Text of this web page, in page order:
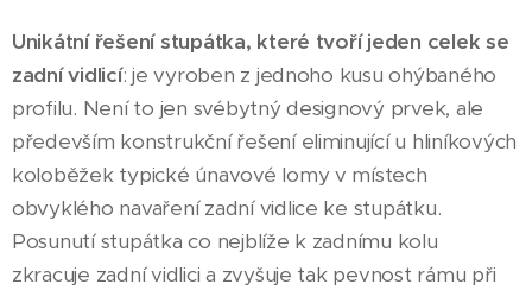
Unikátní řešení stupátka, které tvoří jeden celek se
zadní vidlicí: je vyroben z jednoho kusu ohýbaného
profilu. Není to jen svébytný designový prvek, ale
především konstrukční řešení eliminující u hliníkových
koloběžek typické únavové lomy v místech
obvyklého navaření zadní vidlice ke stupátku.
Posunutí stupátka co nejblíže k zadnímu kolu
zkracuje zadní vidlici a zvyšuje tak pevnost rámu při